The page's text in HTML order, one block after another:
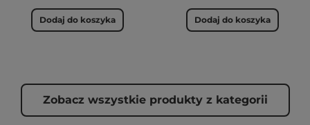
Dodaj do koszyka Dodaj do koszyka
Zobacz wszystkie produkty z kategorii